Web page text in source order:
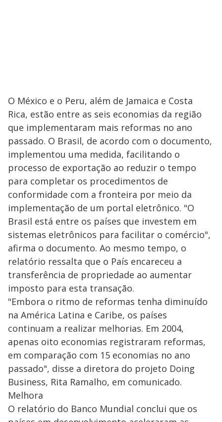
O México e o Peru, além de Jamaica e Costa
Rica, estão entre as seis economias da região
que implementaram mais reformas no ano
passado. O Brasil, de acordo com o documento,
implementou uma medida, facilitando o
processo de exportação ao reduzir o tempo
para completar os procedimentos de
conformidade com a fronteira por meio da
implementação de um portal eletrônico. "O
Brasil está entre os países que investem em
sistemas eletrônicos para facilitar o comércio",
afirma o documento. Ao mesmo tempo, o
relatório ressalta que o País encareceu a
transferência de propriedade ao aumentar
imposto para esta transação.
"Embora o ritmo de reformas tenha diminuído
na América Latina e Caribe, os países
continuam a realizar melhorias. Em 2004,
apenas oito economias registraram reformas,
em comparação com 15 economias no ano
passado", disse a diretora do projeto Doing
Business, Rita Ramalho, em comunicado.
Melhora
O relatório do Banco Mundial conclui que os